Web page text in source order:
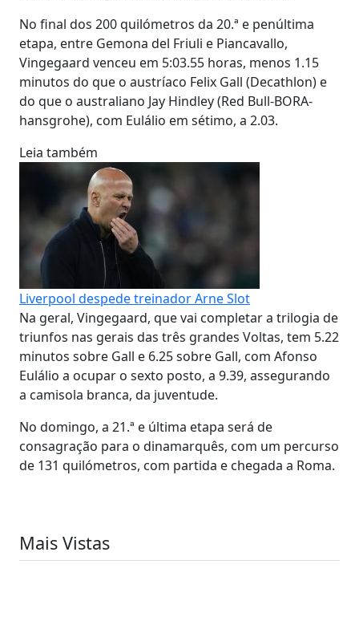
No final dos 200 quilómetros da 20.ª e penúltima
etapa, entre Gemona del Friuli e Piancavallo,
Vingegaard venceu em 5:03.55 horas, menos 1.15
minutos do que o austríaco Felix Gall (Decathlon) e
do que o australiano Jay Hindley (Red Bull-BORA-
hansgrohe), com Eulálio em sétimo, a 2.03.
Leia também
Liverpool despede treinador Arne Slot
Na geral, Vingegaard, que vai completar a trilogia de
triunfos nas gerais das três grandes Voltas, tem 5.22
minutos sobre Gall e 6.25 sobre Gall, com Afonso
Eulálio a ocupar o sexto posto, a 9.39, assegurando
a camisola branca, da juventude.
No domingo, a 21.ª e última etapa será de
consagração para o dinamarquês, com um percurso
de 131 quilómetros, com partida e chegada a Roma.
Mais Vistas